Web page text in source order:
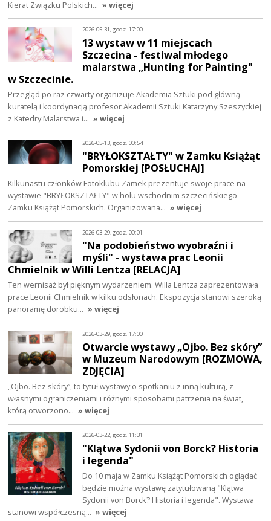
Kierat Związku Polskich… » więcej
2026-05-31, godz. 17:00
13 wystaw w 11 miejscach
Szczecina - festiwal młodego
malarstwa „Hunting for Painting"
w Szczecinie.
Przegląd po raz czwarty organizuje Akademia Sztuki pod główną
kuratelą i koordynacją profesor Akademii Sztuki Katarzyny Szeszyckiej
z Katedry Malarstwa i… » więcej
2026-05-13, godz. 00:54
"BRYŁOKSZTAŁTY" w Zamku Książąt
Pomorskiej [POSŁUCHAJ]
Kilkunastu członków Fotoklubu Zamek prezentuje swoje prace na
wystawie "BRYŁOKSZTAŁTY" w holu wschodnim szczecińskiego
Zamku Książąt Pomorskich. Organizowana… » więcej
2026-03-29, godz. 00:01
"Na podobieństwo wyobraźni i
myśli" - wystawa prac Leonii
Chmielnik w Willi Lentza [RELACJA]
Ten wernisaż był pięknym wydarzeniem. Willa Lentza zaprezentowała
prace Leonii Chmielnik w kilku odsłonach. Ekspozycja stanowi szeroką
panoramę dorobku… » więcej
2026-03-29, godz. 17:00
Otwarcie wystawy „Ojbo. Bez skóry”
w Muzeum Narodowym [ROZMOWA,
ZDJĘCIA]
„Ojbo. Bez skóry”, to tytuł wystawy o spotkaniu z inną kulturą, z
własnymi ograniczeniami i różnymi sposobami patrzenia na świat,
którą otworzono… » więcej
2026-03-22, godz. 11:31
"Klątwa Sydonii von Borck? Historia
i legenda"
Do 10 maja w Zamku Książąt Pomorskich oglądać
będzie można wystawę zatytułowaną "Klątwa
Sydonii von Borck? Historia i legenda". Wystawa
stanowi współczesną… » więcej